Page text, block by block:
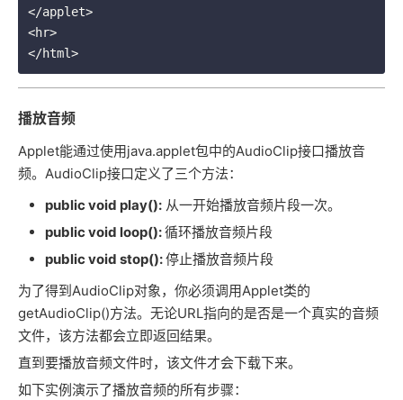
</applet>
<hr>
播放音频
Applet能通过使用java.applet包中的AudioClip接口播放音
频。AudioClip接口定义了三个方法：
public void play(): 从一开始播放音频片段一次。
public void loop():循环播放音频片段
public void stop():停止播放音频片段
为了得到AudioClip对象，你必须调用Applet类的
getAudioClip()方法。无论URL指向的是否是一个真实的音频
文件，该方法都会立即返回结果。
直到要播放音频文件时，该文件才会下载下来。
如下实例演示了播放音频的所有步骤：